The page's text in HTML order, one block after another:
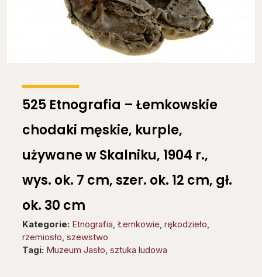
525 Etnografia – Łemkowskie
chodaki męskie, kurple,
używane w Skalniku, 1904 r.,
wys. ok. 7 cm, szer. ok. 12 cm, gł.
ok. 30 cm
Kategorie: Etnografia, Łemkowie, rękodzieło,
rzemiosło, szewstwo
Tagi: Muzeum Jasło, sztuka ludowa